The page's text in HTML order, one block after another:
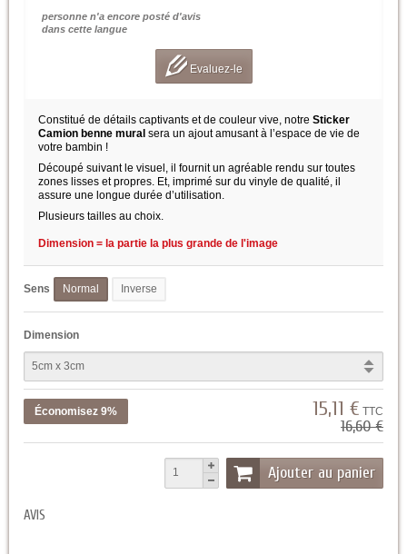
personne n'a encore posté d'avis
dans cette langue
Evaluez-le
Constitué de détails captivants et de couleur vive, notre Sticker
Camion benne mural sera un ajout amusant à l’espace de vie de
votre bambin !
Découpé suivant le visuel, il fournit un agréable rendu sur toutes
zones lisses et propres. Et, imprimé sur du vinyle de qualité, il
assure une longue durée d’utilisation.
Plusieurs tailles au choix.
Dimension = la partie la plus grande de l'image
Sens Normal Inverse
Dimension
Économisez 9% 15,11 € TTC
16,60 €
Ajouter au panier
AVIS